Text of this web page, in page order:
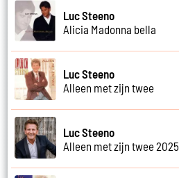
Luc Steeno
Alicia Madonna bella
Luc Steeno
Alleen met zijn twee
Luc Steeno
Alleen met zijn twee 2025